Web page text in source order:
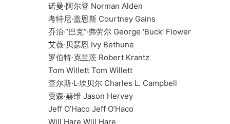
诺曼·阿尔登 Norman Alden
考特尼·盖恩斯 Courtney Gains
乔治·“巴克”·弗劳尔 George ‘Buck’ Flower
艾薇·贝瑟恩 Ivy Bethune
罗伯特·克兰茨 Robert Krantz
Tom Willett Tom Willett
查尔斯·L·坎贝尔 Charles L. Campbell
贾森·赫维 Jason Hervey
Jeff O’Haco Jeff O’Haco
Will Hare Will Hare